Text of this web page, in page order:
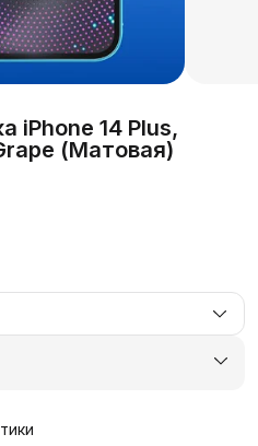
iPhone 14 Plus,
(Матовая)